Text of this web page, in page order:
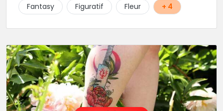
Fantasy
Figuratif Fleur + 4